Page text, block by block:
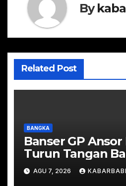
By
Related Post
BANGKA
Banser GP
Turun Tangan
Padamkan
Desa Mapur
AGU 7, 2026